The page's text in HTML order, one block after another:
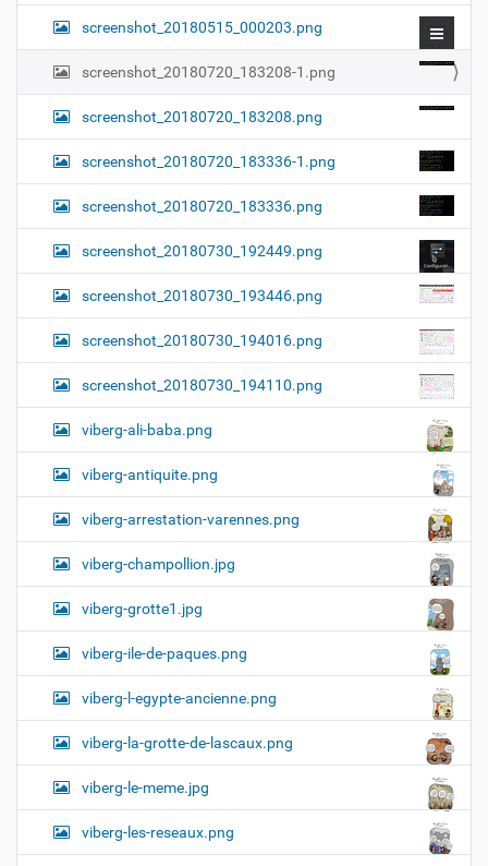
screenshot_20180515_000203.png
screenshot_20180720_183208-1.png
screenshot_20180720_183208.png
screenshot_20180720_183336-1.png
screenshot_20180720_183336.png
screenshot_20180730_192449.png
screenshot_20180730_193446.png
screenshot_20180730_194016.png
screenshot_20180730_194110.png
viberg-ali-baba.png
viberg-antiquite.png
viberg-arrestation-varennes.png
viberg-champollion.jpg
viberg-grotte1.jpg
viberg-ile-de-paques.png
viberg-l-egypte-ancienne.png
viberg-la-grotte-de-lascaux.png
viberg-le-meme.jpg
viberg-les-reseaux.png